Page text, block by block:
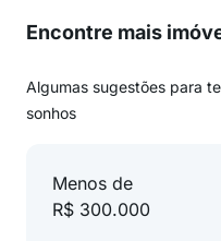
Encontre mais
Algumas sugestões para
sonhos
Menos de
R$ 300.000